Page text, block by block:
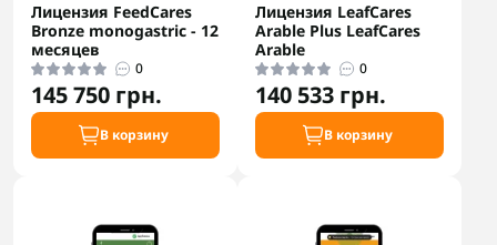
Лицензия FeedCares
Bronze monogastric - 12
месяцев
0
145 750 грн.
В корзину
Лицензия LeafCares
Arable Plus LeafCares
Arable
0
140 533 грн.
В корзину